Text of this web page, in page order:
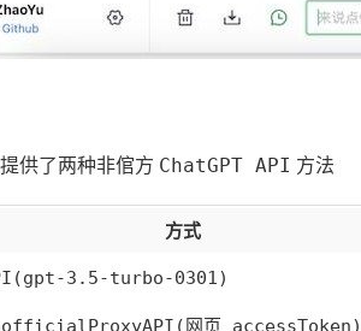
供了两种非倌方 ChatGPT API 方法
方式
3.5-turbo-0301)
网页 accessToken)